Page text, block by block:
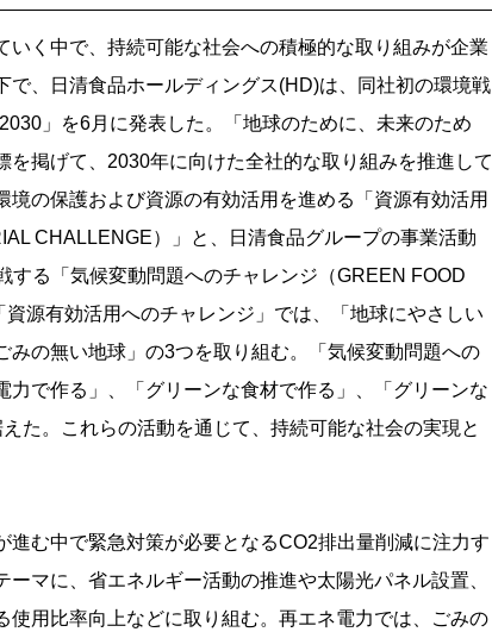
く中で、持続可能な社会への積極的な取り組みが企業
で、日清食品ホールディングス(HD)は、同社初の環境戦
」を6月に発表した。「地球のために、未来のため
を掲げて、2030年に向けた全社的な取り組みを推進して
境の保護および資源の有効活用を進める「資源有効活用
CHALLENGE）」と、日清食品グループの事業活動
する「気候変動問題へのチャレンジ（GREEN FOOD
源有効活用へのチャレンジ」では、「地球にやさしい
みの無い地球」の3つを取り組む。「気候変動問題への
力で作る」、「グリーンな食材で作る」、「グリーンな
た。これらの活動を通じて、持続可能な社会の実現と
む中で緊急対策が必要となるCO2排出量削減に注力す
マに、省エネルギー活動の推進や太陽光パネル設置、
使用比率向上などに取り組む。再エネ電力では、ごみの